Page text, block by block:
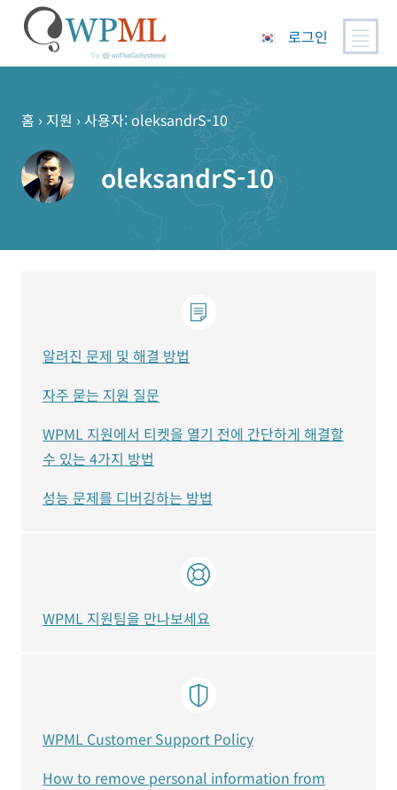
로그인
홈 › 지원 › 사용자: oleksandrS-10
oleksandrS-10
알려진 문제 및 해결 방법
자주 묻는 지원 질문
WPML 지원에서 티켓을 열기 전에 간단하게 해결할
수 있는 4가지 방법
성능 문제를 디버깅하는 방법
WPML 지원팀을 만나보세요
WPML Customer Support Policy
How to remove personal information from